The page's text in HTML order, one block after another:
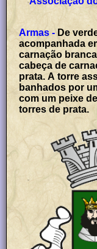
Armas - De
acompanhada
carnação
cabeça de
prata. A torre
banhados por
com um peixe
torres de prata.